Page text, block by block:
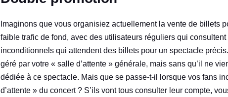
Imaginons que vous organisiez actuellement la vente de billets
faible trafic de fond, avec des utilisateurs réguliers qui
inconditionnels qui attendent des billets pour un spectacle
géré par votre « salle d’attente » générale, mais sans qu’il ne
dédiée à ce spectacle. Mais que se passe-t-il lorsque vos fans
d’attente » du concert ? S’ils vont tous consulter leur compte,